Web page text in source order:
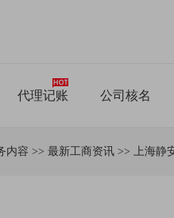
代理记账 公司核名
内容 >> 最新工商资讯 >> 上海静